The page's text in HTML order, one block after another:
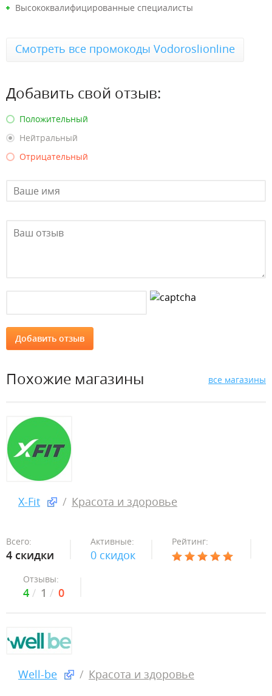
Высококвалифицированные специалисты
Смотреть все промокоды Vodoroslionline
Добавить свой отзыв:
Положительный
Нейтральный
Отрицательный
Похожие магазины все магазины
X-Fit Красота и здоровье
Всего:
4 скидки
Активные:
0 скидок
Рейтинг:
Отзывы:
4 1 0
Well-be Красота и здоровье